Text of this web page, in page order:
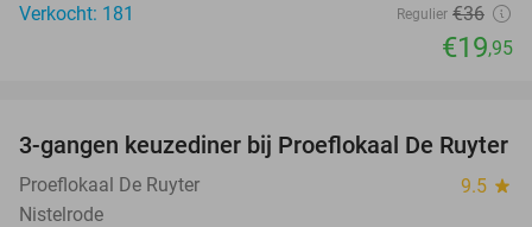
Verkocht: 181
Regulier €36
€19,95
33%
3-gangen keuzediner bij Proeflokaal De Ruyter
Proeflokaal De Ruyter 9.5 star
Nistelrode